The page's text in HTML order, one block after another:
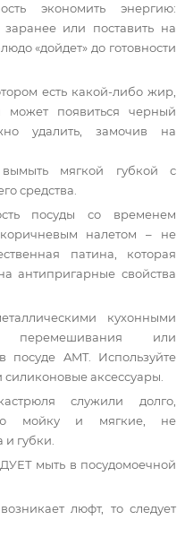
экономить энергию:
или поставить на
«дойдет» до готовности
есть какой-либо жир,
может появиться черный
удалить, замочив на
мягкой губкой с
средства.
посуды со временем
коричневым налетом – не
патина, которая
антипригарные свойства
кухонными
перемешивания или
посуде AMT. Используйте
силиконовые аксессуары.
служили долго,
мойку и мягкие, не
губки.
мыть в посудомоечной
люфт, то следует